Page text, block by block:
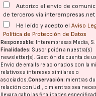
Autorizo el envío de
de terceros vía interempresas.net
He leído y acepto elAviso
Política de Protección de Datos
Responsable: Interempresas Media,
Finalidades: Suscripción a nuestra(s)
newsletter(s). Gestión de cuenta de
Envío de emails relacionados con la
relativos a intereses similares o
asociados.Conservación: mientras
relación con Ud., o mientras sea